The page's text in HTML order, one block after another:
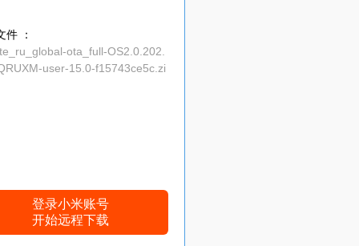
件 ：
ota_full-OS2.0.202.
user-15.0-f15743ce5c.zi
登录小米账号
开始远程下载